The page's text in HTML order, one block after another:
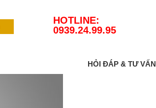
HOTLINE:
0939.24.99.95
HỎI ĐÁP & TƯ VẤN